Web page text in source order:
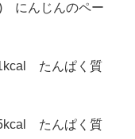
にんじんのペー
たんぱく質
たんぱく質